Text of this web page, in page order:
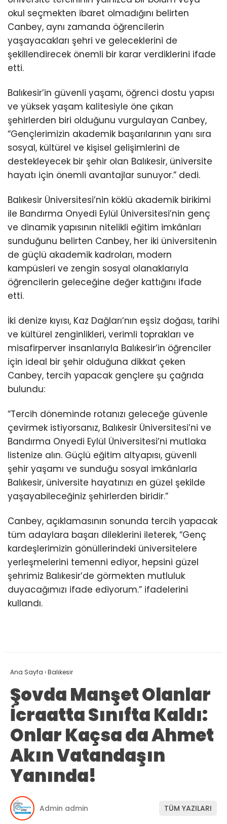
okul seçmekten ibaret olmadığını belirten
Canbey, aynı zamanda öğrencilerin
yaşayacakları şehri ve geleceklerini de
şekillendirecek önemli bir karar verdiklerini ifade
etti.
Balıkesir’in güvenli yaşamı, öğrenci dostu yapısı
ve yüksek yaşam kalitesiyle öne çıkan
şehirlerden biri olduğunu vurgulayan Canbey,
“Gençlerimizin akademik başarılarının yanı sıra
sosyal, kültürel ve kişisel gelişimlerini de
destekleyecek bir şehir olan Balıkesir, üniversite
hayatı için önemli avantajlar sunuyor.” dedi.
Balıkesir Üniversitesi’nin köklü akademik birikimi
ile Bandırma Onyedi Eylül Üniversitesi’nin genç
ve dinamik yapısının nitelikli eğitim imkânları
sunduğunu belirten Canbey, her iki üniversitenin
de güçlü akademik kadroları, modern
kampüsleri ve zengin sosyal olanaklarıyla
öğrencilerin geleceğine değer kattığını ifade
etti.
İki denize kıyısı, Kaz Dağları’nın eşsiz doğası, tarihi
ve kültürel zenginlikleri, verimli toprakları ve
misafirperver insanlarıyla Balıkesir’in öğrenciler
için ideal bir şehir olduğuna dikkat çeken
Canbey, tercih yapacak gençlere şu çağrıda
bulundu:
“Tercih döneminde rotanızı geleceğe güvenle
çevirmek istiyorsanız, Balıkesir Üniversitesi’ni ve
Bandırma Onyedi Eylül Üniversitesi’ni mutlaka
listenize alın. Güçlü eğitim altyapısı, güvenli
şehir yaşamı ve sunduğu sosyal imkânlarla
Balıkesir, üniversite hayatınızı en güzel şekilde
yaşayabileceğiniz şehirlerden biridir.”
Canbey, açıklamasının sonunda tercih yapacak
tüm adaylara başarı dileklerini ileterek, “Genç
kardeşlerimizin gönüllerindeki üniversitelere
yerleşmelerini temenni ediyor, hepsini güzel
şehrimiz Balıkesir’de görmekten mutluluk
duyacağımızı ifade ediyorum.” ifadelerini
kullandı.
Ana Sayfa ›Balıkesir
Şovda Manşet Olanlar
İcraatta Sınıfta Kaldı:
Onlar Kaçsa da Ahmet
Akın Vatandaşın
Yanında!
Admin admin TÜM YAZILARI